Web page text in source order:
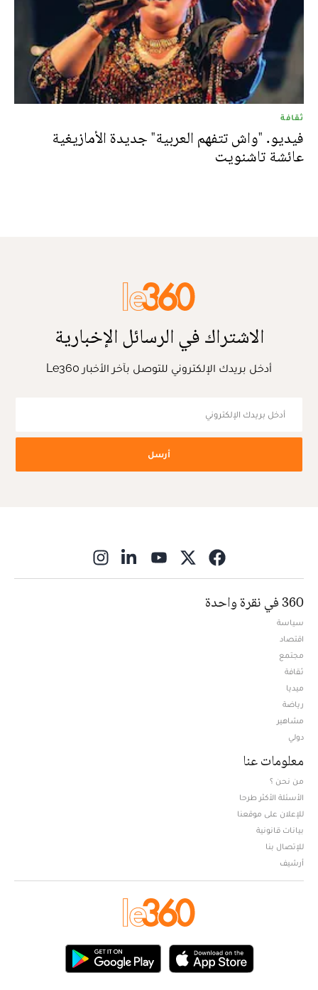
ثقافة
فيديو. "واش تتفهم العربية" جديدة الأمازيغية
عائشة تاشنويت
الاشتراك في الرسائل الإخبارية
أدخل بريدك الإلكتروني للتوصل بآخر الأخبار Le360
أرسل
360 في نقرة واحدة
سياسة
اقتصاد
مجتمع
ثقافة
ميديا
رياضة
مشاهير
دولي
معلومات عنا
من نحن ؟
الأسئلة الأكثر طرحا
للإعلان على موقعنا
بيانات قانونية
للإتصال بنا
أرشيف